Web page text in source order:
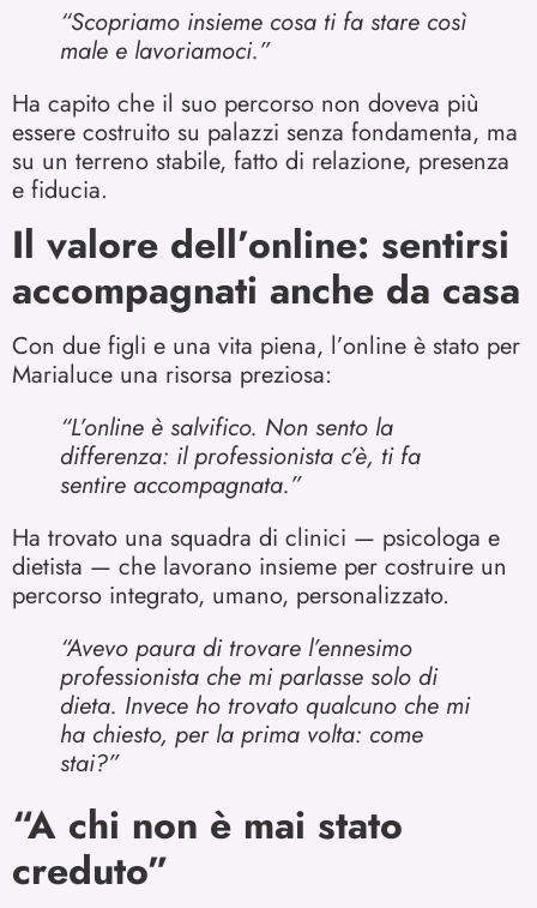
“Scopriamo insieme cosa ti fa stare così
male e lavoriamoci.”
Ha capito che il suo percorso non doveva più
essere costruito su palazzi senza fondamenta, ma
su un terreno stabile, fatto di relazione, presenza
e fiducia.
Il valore dell’online: sentirsi
accompagnati anche da casa
Con due figli e una vita piena, l’online è stato per
Marialuce una risorsa preziosa:
“L’online è salvifico. Non sento la
differenza: il professionista c’è, ti fa
sentire accompagnata.”
Ha trovato una squadra di clinici — psicologa e
dietista — che lavorano insieme per costruire un
percorso integrato, umano, personalizzato.
“Avevo paura di trovare l’ennesimo
professionista che mi parlasse solo di
dieta. Invece ho trovato qualcuno che mi
ha chiesto, per la prima volta: come
stai?”
“A chi non è mai stato
creduto”